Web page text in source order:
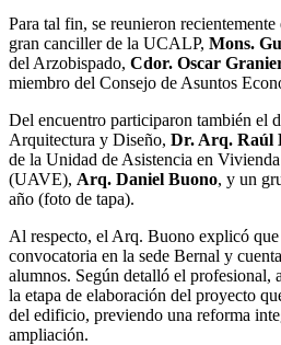
Para tal fin, se reunieron
gran canciller de la UCALP, Mons.
del Arzobispado, Cdor. Oscar
miembro del Consejo de Asuntos
Del encuentro participaron también el
Arquitectura y Diseño, Dr. Arq. Raúl
de la Unidad de Asistencia en
(UAVE), Arq. Daniel Buono, y un
año (foto de tapa).
Al respecto, el Arq. Buono explicó
convocatoria en la sede Bernal y
alumnos. Según detalló el profesional,
la etapa de elaboración del proyecto
del edificio, previendo una reforma
ampliación.